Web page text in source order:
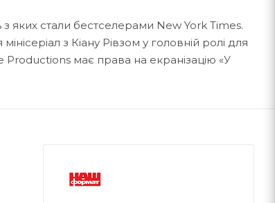
яких стали бестселерами New York Times.
з Кіану Рівзом у головній ролі для
має права на екранізацію «У